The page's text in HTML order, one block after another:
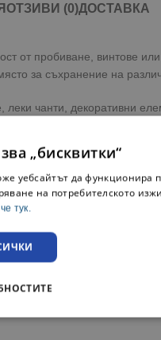
ОТЗИВИ (0)ДОСТАВКА
от пробиване, винтове
за съхранение на
чанти, декоративни
поддържа
по-добро използване на
консултант ще се свърже
Разгледайте и
„бисквитки“
уебсайтът да функционира
на потребителското
тук.